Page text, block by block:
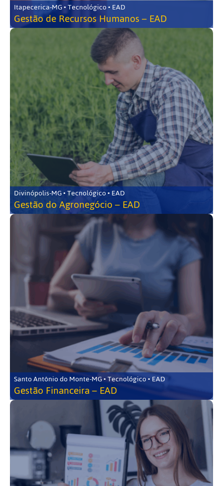
Itapecerica-MG • Tecnológico • EAD
Gestão de Recursos Humanos – EAD
Divinópolis-MG • Tecnológico • EAD
Gestão do Agronegócio – EAD
Santo Antônio do Monte-MG • Tecnológico • EAD
Gestão Financeira – EAD